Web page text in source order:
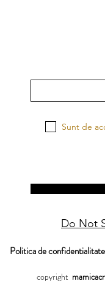
Sunt de
Do Not
Politica de confidentialitate
copyright